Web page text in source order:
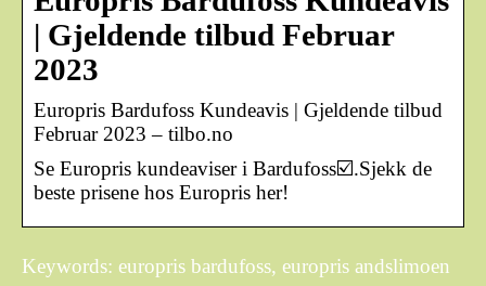
| Gjeldende tilbud Februar
2023
Europris Bardufoss Kundeavis | Gjeldende tilbud
Februar 2023 – tilbo.no
Se Europris kundeaviser i Bardufoss☑️.Sjekk de
beste prisene hos Europris her!
Keywords: europris bardufoss, europris andslimoen